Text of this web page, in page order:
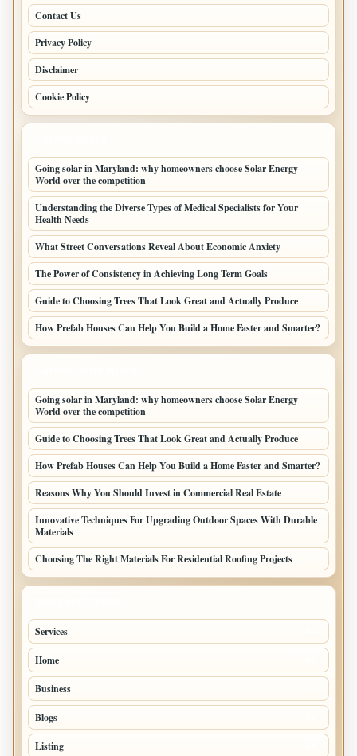
Contact Us
Privacy Policy
Disclaimer
Cookie Policy
Going solar in Maryland: why homeowners choose Solar Energy
World over the competition
Understanding the Diverse Types of Medical Specialists for Your
Health Needs
What Street Conversations Reveal About Economic Anxiety
The Power of Consistency in Achieving Long Term Goals
Guide to Choosing Trees That Look Great and Actually Produce
How Prefab Houses Can Help You Build a Home Faster and Smarter?
Going solar in Maryland: why homeowners choose Solar Energy
World over the competition
Guide to Choosing Trees That Look Great and Actually Produce
How Prefab Houses Can Help You Build a Home Faster and Smarter?
Reasons Why You Should Invest in Commercial Real Estate
Innovative Techniques For Upgrading Outdoor Spaces With Durable
Materials
Choosing The Right Materials For Residential Roofing Projects
Services
Home
Business
Blogs
Listing